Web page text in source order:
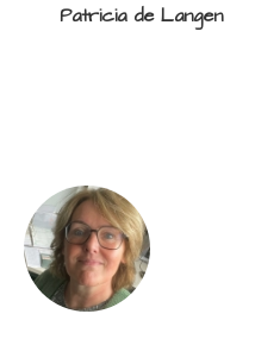
Patricia de Langen